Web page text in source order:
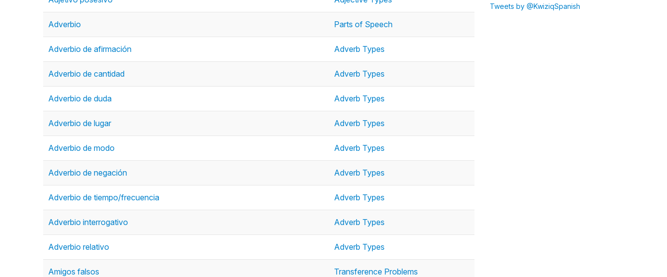
Adverbio Parts of Speech
Adverbio de afirmación Adverb Types
Adverbio de cantidad Adverb Types
Adverbio de duda Adverb Types
Adverbio de lugar Adverb Types
Adverbio de modo Adverb Types
Adverbio de negación Adverb Types
Adverbio de tiempo/frecuencia Adverb Types
Adverbio interrogativo Adverb Types
Adverbio relativo Adverb Types
Amigos falsos Transference Problems
Tweets by @KwiziqSpanish